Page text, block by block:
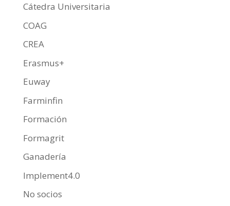
Cátedra Universitaria
COAG
CREA
Erasmus+
Euway
Farminfin
Formación
Formagrit
Ganadería
Implement4.0
No socios